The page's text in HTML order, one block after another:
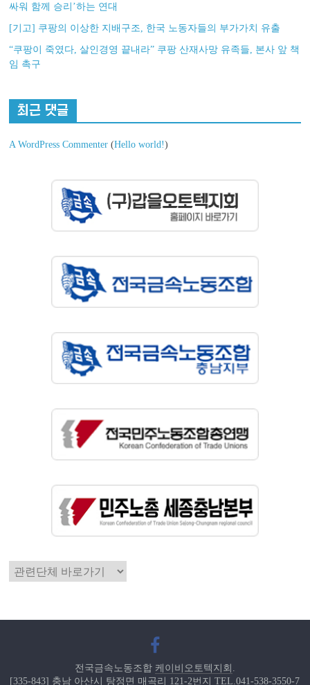
싸워 함께 승리’하는 연대
[기고] 쿠팡의 이상한 지배구조, 한국 노동자들의 부가가치 유출
“쿠팡이 죽였다, 살인경영 끝내라” 쿠팡 산재사망 유족들, 본사 앞 책
임 촉구
최근 댓글
A WordPress Commenter (Hello world!)
전국금속노동조합 케이비오토텍지회 .
[335-843] 충남 아산시 탕정면 매곡리 121-2번지 TEL.041-538-3550-7